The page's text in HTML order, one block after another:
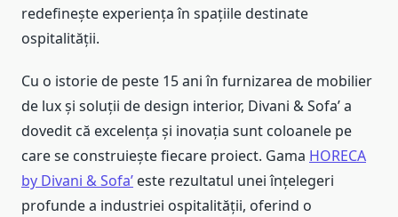
redefinește experiența în spațiile destinate
ospitalității.
Cu o istorie de peste 15 ani în furnizarea de mobilier
de lux și soluții de design interior, Divani & Sofa’ a
dovedit că excelența și inovația sunt coloanele pe
care se construiește fiecare proiect. Gama HORECA
by Divani & Sofa’ este rezultatul unei înțelegeri
profunde a industriei ospitalității, oferind o